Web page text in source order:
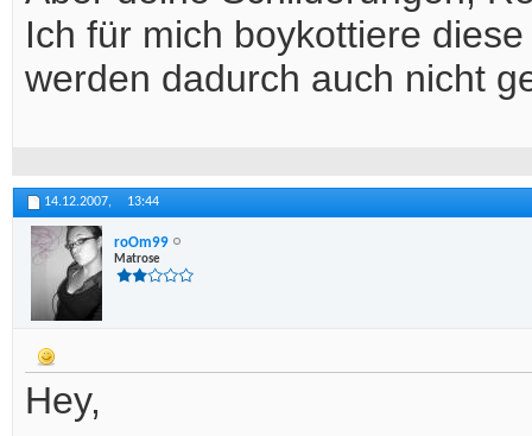
Ich für mich boykottiere
werden dadurch auch nicht
14.12.2007, 13:44
roOm99
Matrose
Hey,